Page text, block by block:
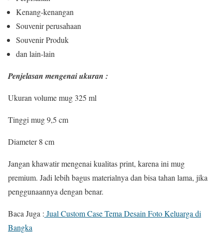
Kenang-kenangan
Souvenir perusahaan
Souvenir Produk
dan lain-lain
Penjelasan mengenai ukuran :
Ukuran volume mug 325 ml
Tinggi mug 9,5 cm
Diameter 8 cm
Jangan khawatir mengenai kualitas print, karena ini mug
premium. Jadi lebih bagus materialnya dan bisa tahan lama, jika
penggunaannya dengan benar.
Baca Juga : Jual Custom Case Tema Desain Foto Keluarga di
Bangka